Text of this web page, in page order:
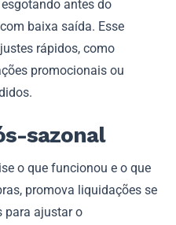
antes do
baixa saída. Esse
rápidos, como
promocionais ou
sazonal
o que funcionou e o que
promova liquidações se
para ajustar o